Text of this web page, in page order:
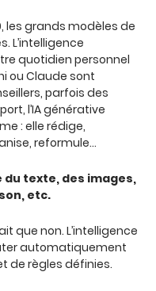
les grands modèles de
L’intelligence
quotidien personnel
ou Claude sont
parfois des
l’IA générative
: elle rédige,
reformule…
du texte, des images,
etc.
que non. L’intelligence
automatiquement
de règles définies.